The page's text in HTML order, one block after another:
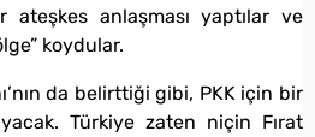
ateşkes anlaşması yaptılar ve
koydular.
da belirttiği gibi, PKK için bir
Türkiye zaten niçin Fırat